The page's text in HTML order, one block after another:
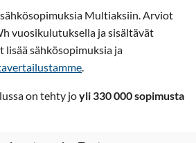
Multiaksiin. Arviot
vuosikulutuksella ja sisältävät
lisää sähkösopimuksia ja
on tehty joyli 330 000 sopimusta